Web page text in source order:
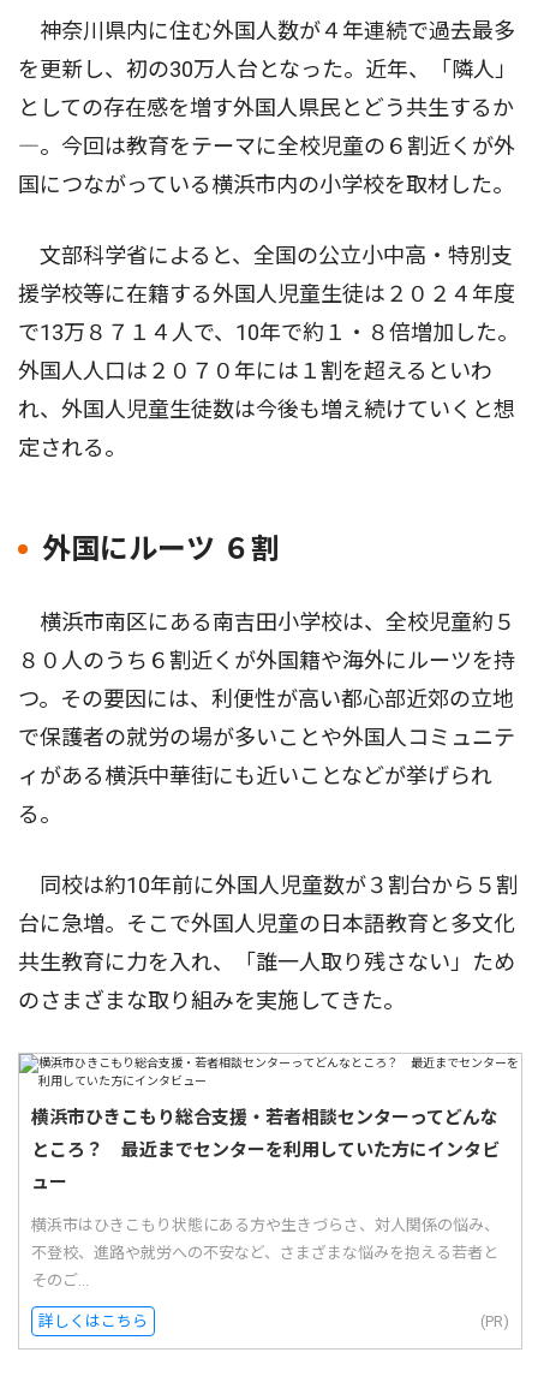
神奈川県内に住む外国人数が４年連続で過去最多
を更新し、初の30万人台となった。近年、「隣人」
としての存在感を増す外国人県民とどう共生するか
―。今回は教育をテーマに全校児童の６割近くが外
国につながっている横浜市内の小学校を取材した。
文部科学省によると、全国の公立小中高・特別支
援学校等に在籍する外国人児童生徒は２０２４年度
で13万８７１４人で、10年で約１・８倍増加した。
外国人人口は２０７０年には１割を超えるといわ
れ、外国人児童生徒数は今後も増え続けていくと想
定される。
外国にルーツ ６割
横浜市南区にある南吉田小学校は、全校児童約５
８０人のうち６割近くが外国籍や海外にルーツを持
つ。その要因には、利便性が高い都心部近郊の立地
で保護者の就労の場が多いことや外国人コミュニテ
ィがある横浜中華街にも近いことなどが挙げられ
る。
同校は約10年前に外国人児童数が３割台から５割
台に急増。そこで外国人児童の日本語教育と多文化
共生教育に力を入れ、「誰一人取り残さない」ため
のさまざまな取り組みを実施してきた。
横浜市ひきこもり総合支援・若者相談センターってどんな
ところ？ 最近までセンターを利用していた方にインタビ
ュー
横浜市はひきこもり状態にある方や生きづらさ、対人関係の悩み、
不登校、進路や就労への不安など、さまざまな悩みを抱える若者と
そのご...
詳しくはこちら (PR)